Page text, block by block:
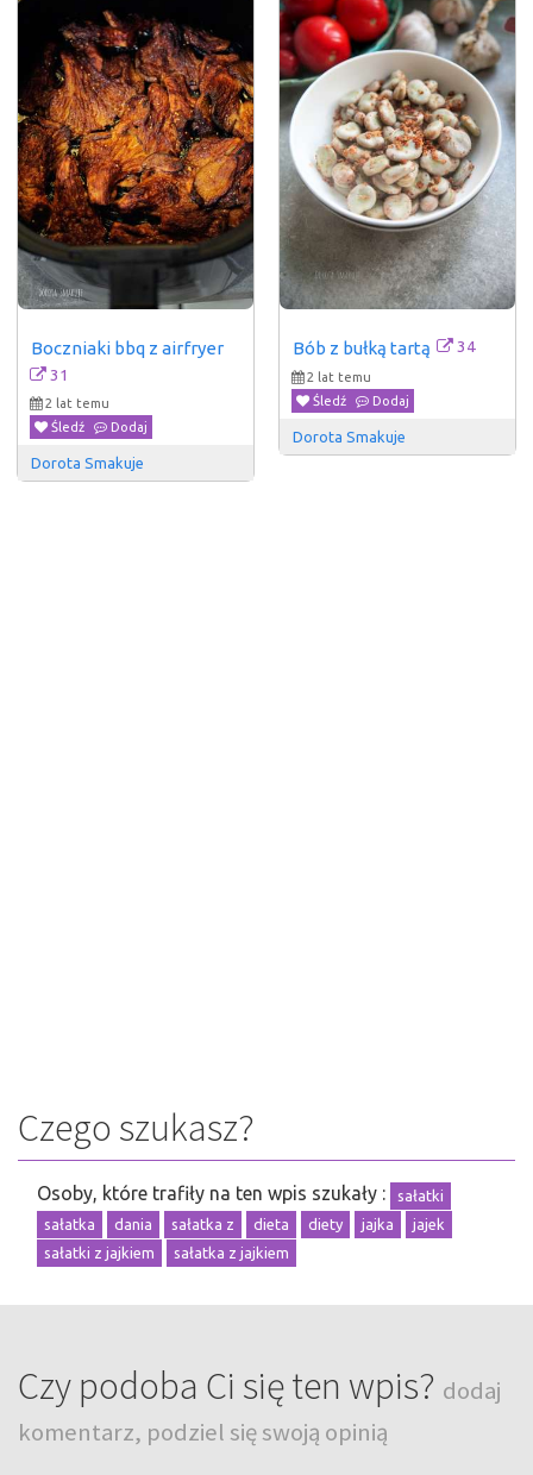
Boczniaki bbq z airfryer
31
2 lat temu
Śledź
Dodaj
Dorota Smakuje
Bób z bułką tartą 34
2 lat temu
Śledź
Dodaj
Dorota Smakuje
Czego szukasz?
Osoby, które trafiły na ten wpis szukały :
sałatki
sałatka
dania sałatka z dieta diety jajka
jajek
sałatki z jajkiem
sałatka z jajkiem
Czy podoba Ci się ten wpis? dodaj
komentarz, podziel się swoją opinią